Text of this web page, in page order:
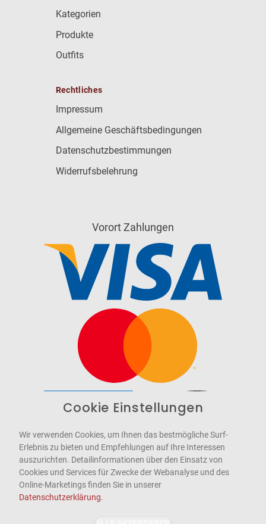
Kategorien
Produkte
Outfits
Rechtliches
Impressum
Allgemeine Geschäftsbedingungen
Datenschutzbestimmungen
Widerrufsbelehrung
Vorort Zahlungen
WCAG-2.1-AA
Cookie Einstellungen
Wir verwenden Cookies, um Ihnen das bestmögliche Surf-
Erlebnis zu bieten und Empfehlungen auf Ihre Interessen
auszurichten. Detailinformationen über den Einsatz von
Cookies und Services für Zwecke der Webanalyse und des
Online-Marketings finden Sie in unserer
Datenschutzerklärung.